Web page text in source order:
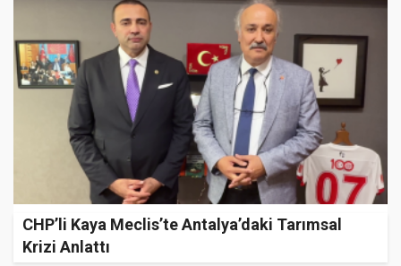
CHP’li Kaya Meclis’te Antalya’daki Tarımsal
Krizi Anlattı